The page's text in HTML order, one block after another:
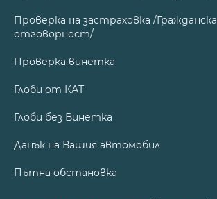
Проверка на застраховка /Гражданска
отговорност/
Проверка винетка
Глоби от КАТ
Глоби без Винетка
Данък на Вашия автомобил
Пътна обстановка